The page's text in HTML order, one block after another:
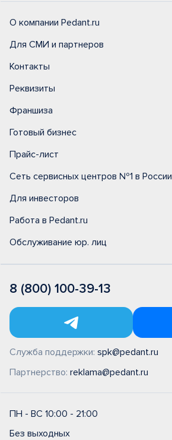
О компании Pedant.ru
Для СМИ и партнеров
Контакты
Реквизиты
Франшиза
Готовый бизнес
Прайс-лист
Сеть сервисных центров №1 в России
Для инвесторов
Работа в Pedant.ru
Обслуживание юр. лиц
8 (800) 100-39-13
Служба поддержки: spk@pedant.ru
Партнерство: reklama@pedant.ru
ПН - ВС 10:00 - 21:00
Без выходных